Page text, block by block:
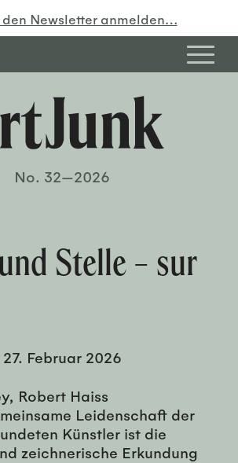
Newsletter anmelden…
No. 32—2026
Stelle – sur
27. Februar 2026
Robert Haiss
Leidenschaft der
Künstler ist die
zeichnerische Erkundung